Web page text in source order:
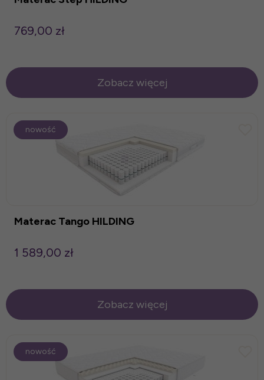
769,00 zł
Zobacz więcej
Materac Tango HILDING
1 589,00 zł
Zobacz więcej
nowość
nowość